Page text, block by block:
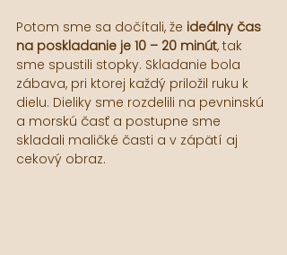
Potom sme sa dočítali, že ideálny čas
na poskladanie je 10 – 20 minút, tak
sme spustili stopky. Skladanie bola
zábava, pri ktorej každý priložil ruku k
dielu. Dieliky sme rozdelili na pevninskú
a morskú časť a postupne sme
skladali maličké časti a v zápätí aj
cekový obraz.